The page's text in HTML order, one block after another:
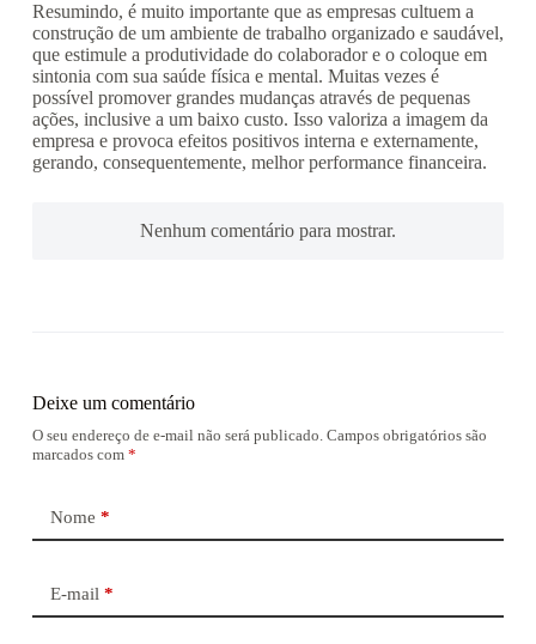
Resumindo, é muito importante que as empresas cultuem a
construção de um ambiente de trabalho organizado e saudável,
que estimule a produtividade do colaborador e o coloque em
sintonia com sua saúde física e mental. Muitas vezes é
possível promover grandes mudanças através de pequenas
ações, inclusive a um baixo custo. Isso valoriza a imagem da
empresa e provoca efeitos positivos interna e externamente,
gerando, consequentemente, melhor performance financeira.
Nenhum comentário para mostrar.
Deixe um comentário
O seu endereço de e-mail não será publicado. Campos obrigatórios são
marcados com *
Nome *
E-mail *